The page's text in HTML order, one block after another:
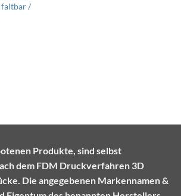
faltbar /
Produkte, sind selbst
dem FDM Druckverfahren 3D
Die angegebenen Markennamen &